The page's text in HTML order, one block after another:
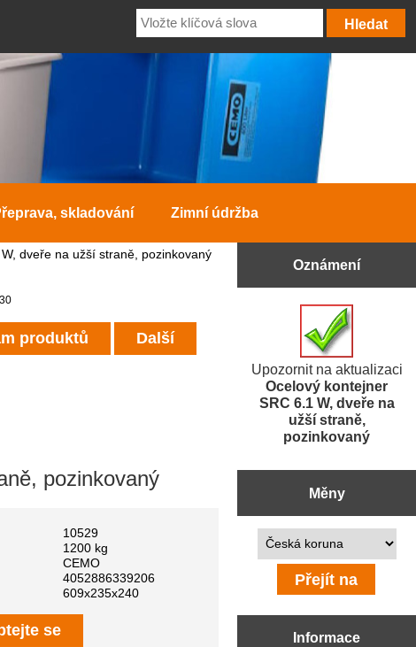
skladování Zimní údržba
dveře na užší straně, pozinkovaný
produktů Další
pozinkovaný
10529
1200 kg
CEMO
4052886339206
609x235x240
se
Oznámení
Upozornit na aktualizaci
Ocelový kontejner
SRC 6.1 W, dveře na
užší straně,
pozinkovaný
Měny
Prosím vyberte ...
Informace